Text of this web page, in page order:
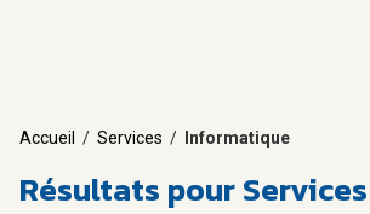
Accueil / Services / Informatique
Résultats pour